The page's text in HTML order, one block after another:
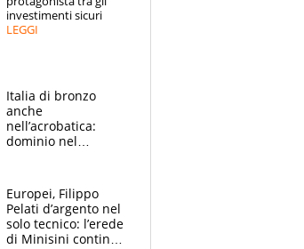
investimenti sicuri
LEGGI
Italia di bronzo
anche
nell’acrobatica:
dominio nel
e compagni
continuare
Europei, Filippo
Pelati d’argento nel
solo tecnico: l’erede
di Minisini continua